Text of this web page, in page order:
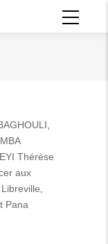
Thérèse
aux
Pana